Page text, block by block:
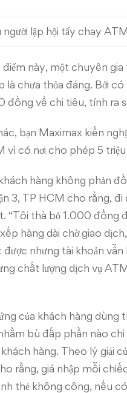
người lập hội tẩy chay
này, một chuyên
là chưa thỏa đáng. Bởi
về chi tiêu, tính ra
bạn Maximax kiến
vì có nơi cho phép 5
hàng không phản
3, TP HCM cho rằng,
“Tôi thà bỏ 1.000 đồng
hàng dài chờ giao
nhưng tài khoản
chất lượng dịch vụ
của khách hàng
bù đắp phần nào
hàng. Theo lý giải
rằng, giá nhập mỗi
thẻ không công, nếu